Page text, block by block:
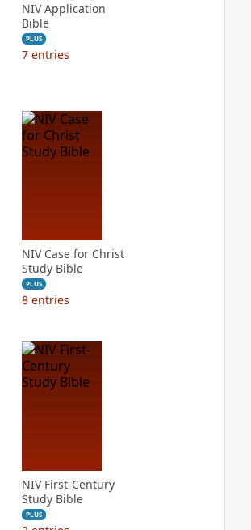
NIV Application
Bible
PLUS
7 entries
NIV Case for Christ
Study Bible
PLUS
8 entries
NIV First-Century
Study Bible
PLUS